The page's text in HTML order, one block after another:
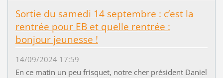
Sortie du samedi 14 septembre : c’est la
rentrée pour EB et quelle rentrée :
bonjour jeunesse !
14/09/2024 17:59
En ce matin un peu frisquet, notre cher président Daniel